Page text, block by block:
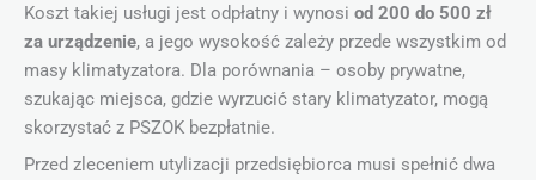
Koszt takiej usługi jest odpłatny i wynosi od 200 do 500 zł
za urządzenie, a jego wysokość zależy przede wszystkim od
masy klimatyzatora. Dla porównania – osoby prywatne,
szukając miejsca, gdzie wyrzucić stary klimatyzator, mogą
skorzystać z PSZOK bezpłatnie.
Przed zleceniem utylizacji przedsiębiorca musi spełnić dwa